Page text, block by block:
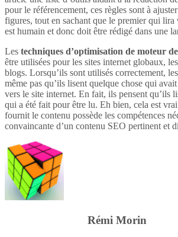
pour le référencement, ces règles sont à
figures, tout en sachant que le premier qui lira
est humain et donc doit être rédigé dans une
Les techniques d’optimisation de moteur
être utilisées pour les sites internet globaux,
blogs. Lorsqu’ils sont utilisés correctement,
même pas qu’ils lisent quelque chose qui
vers le site internet. En fait, ils pensent qu’ils
qui a été fait pour être lu. Eh bien, cela est
fournit le contenu possède les compétences
convaincante d’un contenu SEO pertinent et
Rémi Morin